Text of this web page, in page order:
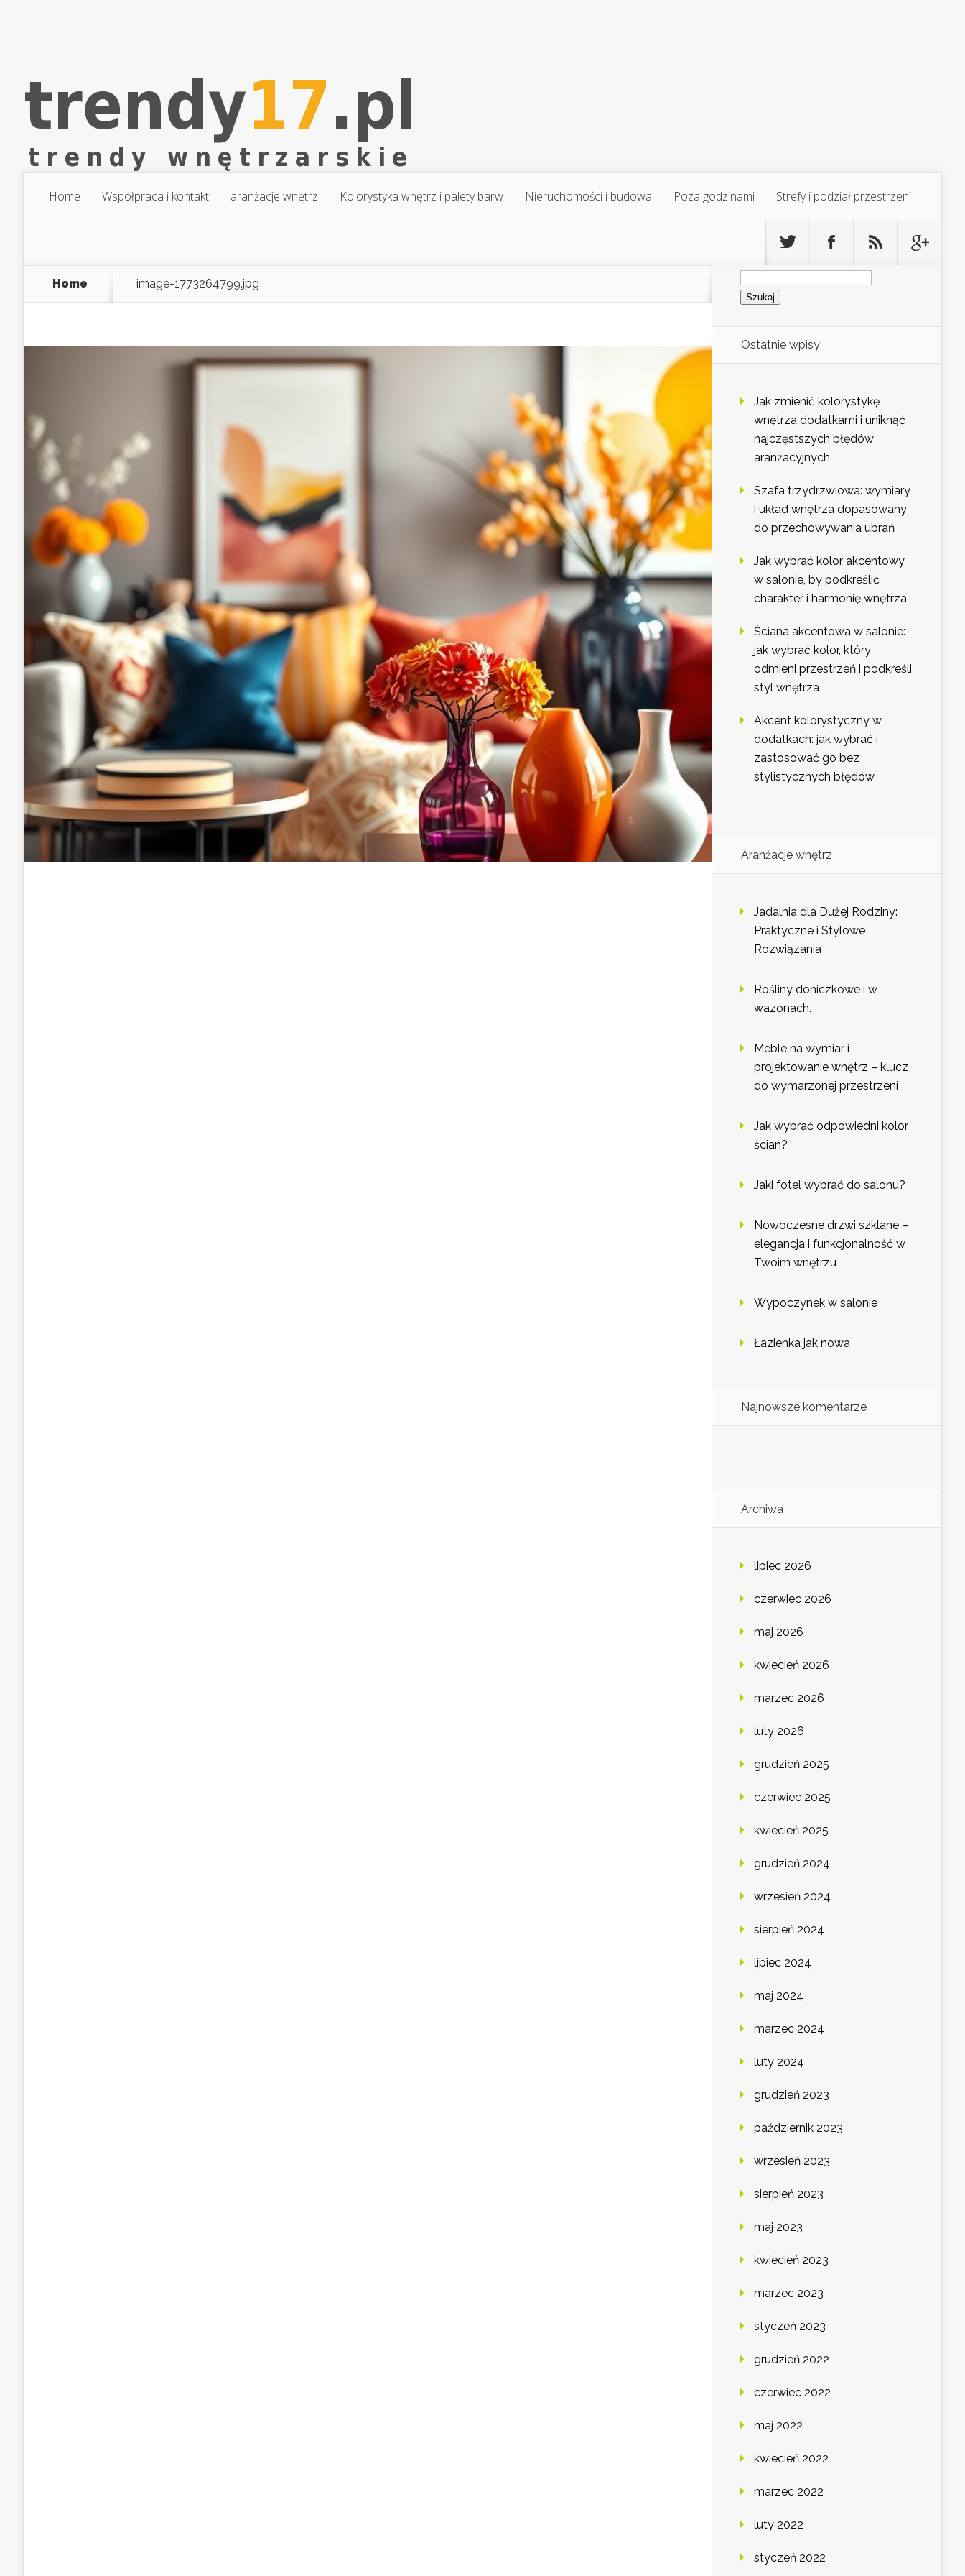
Home Współpraca i kontakt aranżacje wnętrz Kolorystyka wnętrz i palety barw Nieruchomości i budowa Poza godzinami Strefy i podział przestrzeni
Home image-1773264799.jpg
Szukaj:
Ostatnie wpisy
Jak zmienić kolorystykę
wnętrza dodatkami i uniknąć
najczęstszych błędów
aranżacyjnych
Szafa trzydrzwiowa: wymiary
i układ wnętrza dopasowany
do przechowywania ubrań
Jak wybrać kolor akcentowy
w salonie, by podkreślić
charakter i harmonię wnętrza
Ściana akcentowa w salonie:
jak wybrać kolor, który
odmieni przestrzeń i podkreśli
styl wnętrza
Akcent kolorystyczny w
dodatkach: jak wybrać i
zastosować go bez
stylistycznych błędów
Aranżacje wnętrz
Jadalnia dla Dużej Rodziny:
Praktyczne i Stylowe
Rozwiązania
Rośliny doniczkowe i w
wazonach.
Meble na wymiar i
projektowanie wnętrz – klucz
do wymarzonej przestrzeni
Jak wybrać odpowiedni kolor
ścian?
Jaki fotel wybrać do salonu?
Nowoczesne drzwi szklane –
elegancja i funkcjonalność w
Twoim wnętrzu
Wypoczynek w salonie
Łazienka jak nowa
Najnowsze komentarze
Archiwa
lipiec 2026
czerwiec 2026
maj 2026
kwiecień 2026
marzec 2026
luty 2026
grudzień 2025
czerwiec 2025
kwiecień 2025
grudzień 2024
wrzesień 2024
sierpień 2024
lipiec 2024
maj 2024
marzec 2024
luty 2024
grudzień 2023
październik 2023
wrzesień 2023
sierpień 2023
maj 2023
kwiecień 2023
marzec 2023
styczeń 2023
grudzień 2022
czerwiec 2022
maj 2022
kwiecień 2022
marzec 2022
luty 2022
styczeń 2022